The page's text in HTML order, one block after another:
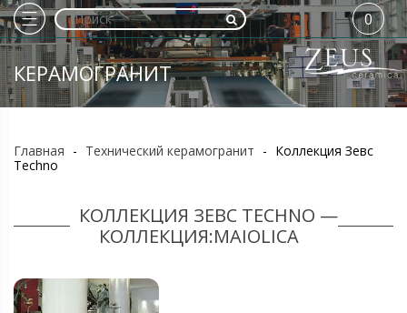
КЕРАМОГРАНИТ
0
Главная - Технический керамогранит - Коллекция Зевс
Techno
КОЛЛЕКЦИЯ ЗЕВС TECHNO —
КОЛЛЕКЦИЯ:MAIOLICA